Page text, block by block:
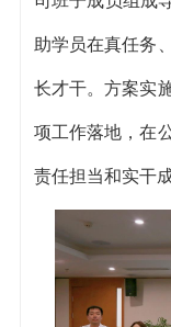
助学员在真任务
长才干。方案实
项工作落地，在
责任担当和实干成